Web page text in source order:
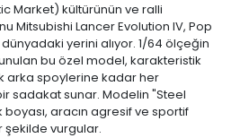
Market) kültürünün ve ralli
Mitsubishi Lancer Evolution IV, Pop
yerini alıyor. 1/64 ölçeğin
bu özel model, karakteristik
arka spoylerine kadar her
sadakat sunar. Modelin "Steel
aracın agresif ve sportif
vurgular.